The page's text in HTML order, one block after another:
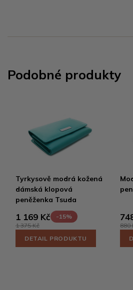
Podobné produkty
Tyrkysově modrá kožená
dámská klopová
peněženka Tsuda
1 169 Kč
-15%
1 375 Kč
DETAIL PRODUKTU
880